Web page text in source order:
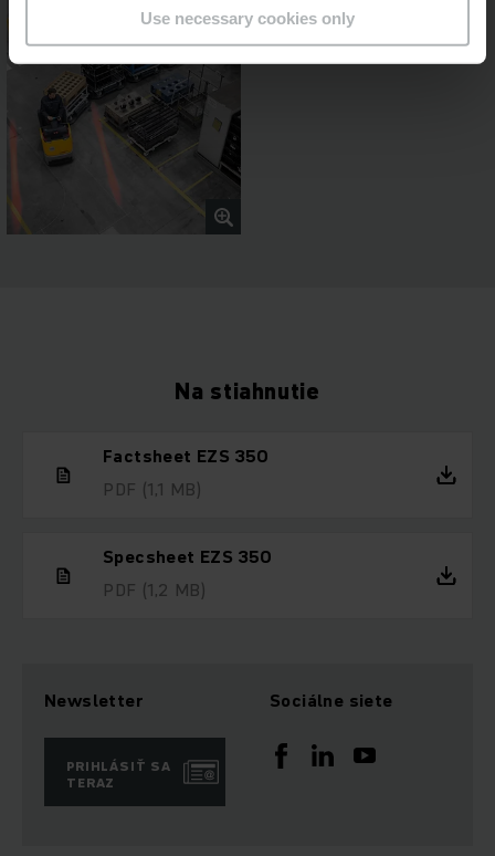
Use necessary cookies only
Na stiahnutie
Factsheet EZS 350
PDF (1,1 MB)
Specsheet EZS 350
PDF (1,2 MB)
Newsletter
PRIHLÁSIŤ SA
TERAZ
Sociálne siete